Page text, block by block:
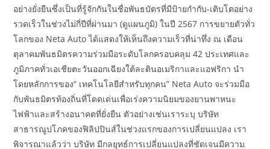
อย่างยั่งยืนซึ่งเป็นที่รู้จักกันในชื่อพันธบัตรที่มีป้ายกำกับ-เติบโตอย่าง
รวดเร็วในช่วงไม่กี่ปีที่ผ่านมา (ดูแผนภูมิ) ในปี 2567 การขยายตัวทั่ว
โลกของ Neta Auto ได้แสดงให้เห็นถึงความเร็วที่น่าทึ่ง ณ เดือน
ตุลาคมพันธมิตรความร่วมมือระดับโลกครอบคลุม 42 ประเทศและ
ภูมิภาคทั่วเอเชียตะวันออกเฉียงใต้ละตินอเมริกาและแอฟริกา นำ
โดยหลักการของ“ เทคโนโลยีสำหรับทุกคน” Neta Auto จะร่วมมือ
กับพันธมิตรท้องถิ่นที่โดดเด่นเพื่อเร่งความนิยมของยานพาหนะ
ไฟฟ้าและสร้างอนาคตที่ยั่งยืน ตัวอย่างเช่นเราระบุ บริษัท
สาธารณูปโภคของฟิลิปปินส์ในช่วงแรกของการเปลี่ยนแปลง เรา
พิจารณาแล้วว่า บริษัท มีกลยุทธ์การเปลี่ยนแปลงที่ชัดเจนมีความ